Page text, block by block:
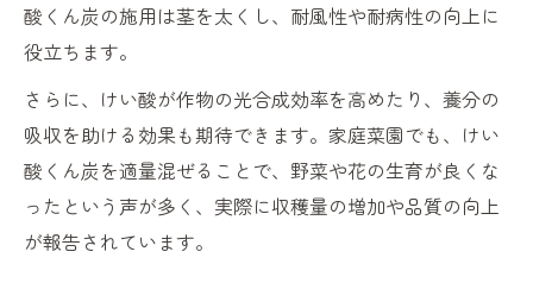
植物成長促進に効くけい酸くん炭の使い方
けい酸を含むくん炭と窒素肥料の併用効果
くん炭製造時の失敗とデメリット回避法
けい酸くん炭製造で起こりやすい失敗例
くん炭のデメリットとけい酸含有量の関係
けい酸くん炭作りで火傷や発火を防ぐ工夫
くん炭製造中の煙や臭い対策と安全配慮
酸くん炭の施用は茎を太くし、耐風性や耐病性の向上に
役立ちます。
さらに、けい酸が作物の光合成効率を高めたり、養分の
吸収を助ける効果も期待できます。家庭菜園でも、けい
酸くん炭を適量混ぜることで、野菜や花の生育が良くな
ったという声が多く、実際に収穫量の増加や品質の向上
が報告されています。